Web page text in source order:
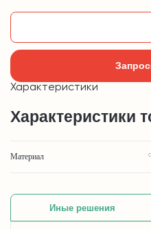
Характеристики
Характеристики
Материал
Иные решения